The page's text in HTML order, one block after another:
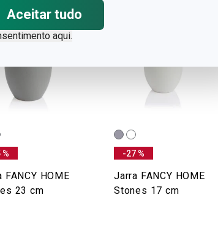
Aceitar tudo
aqui.
FANCY HOME
23 cm
-27 %
Jarra FANCY HOME
Stones 17 cm